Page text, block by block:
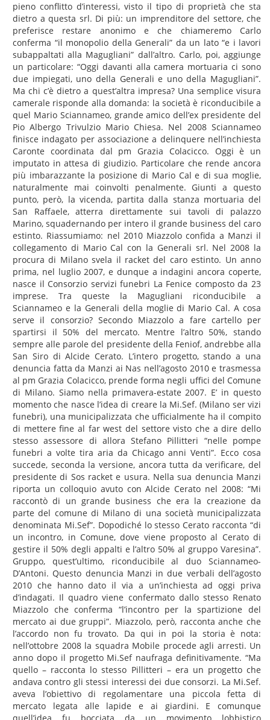
pieno conflitto d’interessi, visto il tipo di proprietà che sta
dietro a questa srl. Di più: un imprenditore del settore, che
preferisce restare anonimo e che chiameremo Carlo
conferma “il monopolio della Generali” da un lato “e i lavori
subappaltati alla Magugliani” dall’altro. Carlo, poi, aggiunge
un particolare: “Oggi davanti alla camera mortuaria ci sono
due impiegati, uno della Generali e uno della Magugliani”.
Ma chi c’è dietro a quest’altra impresa? Una semplice visura
camerale risponde alla domanda: la società è riconducibile a
quel Mario Sciannameo, grande amico dell’ex presidente del
Pio Albergo Trivulzio Mario Chiesa. Nel 2008 Sciannameo
finisce indagato per associazione a delinquere nell’inchiesta
Caronte coordinata dal pm Grazia Colacicco. Oggi è un
imputato in attesa di giudizio. Particolare che rende ancora
più imbarazzante la posizione di Mario Cal e di sua moglie,
naturalmente mai coinvolti penalmente. Giunti a questo
punto, però, la vicenda, partita dalla stanza mortuaria del
San Raffaele, atterra direttamente sui tavoli di palazzo
Marino, squadernando per intero il grande business del caro
estinto. Riassumiamo: nel 2010 Miazzolo confida a Manzi il
collegamento di Mario Cal con la Generali srl. Nel 2008 la
procura di Milano svela il racket del caro estinto. Un anno
prima, nel luglio 2007, e dunque a indagini ancora coperte,
nasce il Consorzio servizi funebri La Fenice composto da 23
imprese. Tra queste la Magugliani riconducibile a
Sciannameo e la Generali della moglie di Mario Cal. A cosa
serve il consorzio? Secondo Miazzolo a fare cartello per
spartirsi il 50% del mercato. Mentre l’altro 50%, stando
sempre alle parole del presidente della Feniof, andrebbe alla
San Siro di Alcide Cerato. L’intero progetto, stando a una
denuncia fatta da Manzi ai Nas nell’agosto 2010 e trasmessa
al pm Grazia Colacicco, prende forma negli uffici del Comune
di Milano. Siamo nella primavera-estate 2007. E’ in questo
momento che nasce l’idea di creare la Mi.Sef. (Milano ser vizi
funebri), una municipalizzata che ufficialmente ha il compito
di mettere fine al far west del settore visto che a dire dello
stesso assessore di allora Stefano Pillitteri “nelle pompe
funebri a volte tira aria da Chicago anni Venti”. Ecco cosa
succede, seconda la versione, ancora tutta da verificare, del
presidente di Sos racket e usura. Nella sua denuncia Manzi
riporta un colloquio avuto con Alcide Cerato nel 2008: “Mi
raccontò di un grande business che era la creazione da
parte del comune di Milano di una società municipalizzata
denominata Mi.Sef”. Dopodiché lo stesso Cerato racconta “di
un incontro, in Comune, dove viene proposto al Cerato di
gestire il 50% degli appalti e l’altro 50% al gruppo Varesina”.
Gruppo, quest’ultimo, riconducibile al duo Sciannameo-
D’Antoni. Questo denuncia Manzi in due verbali dell’agosto
2010 che hanno dato il via a un’inchiesta ad oggi priva
d’indagati. Il quadro viene confermato dallo stesso Renato
Miazzolo che conferma “l’incontro per la spartizione del
mercato ai due gruppi”. Miazzolo, però, racconta anche che
l’accordo non fu trovato. Da qui in poi la storia è nota:
nell’ottobre 2008 la squadra Mobile procede agli arresti. Un
anno dopo il progetto Mi.Sef naufraga definitivamente. “Ma
quello – racconta lo stesso Pillitteri – era un progetto che
andava contro gli stessi interessi dei due consorzi. La Mi.Sef.
aveva l’obiettivo di regolamentare una piccola fetta di
mercato legata alle lapide e ai giardini. E comunque